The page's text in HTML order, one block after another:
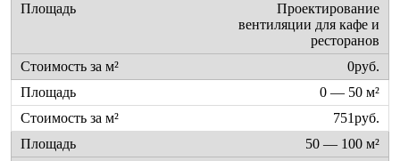
Проектирование
вентиляции для кафе и
ресторанов
0руб.
0 — 50 м²
751руб.
50 — 100 м²